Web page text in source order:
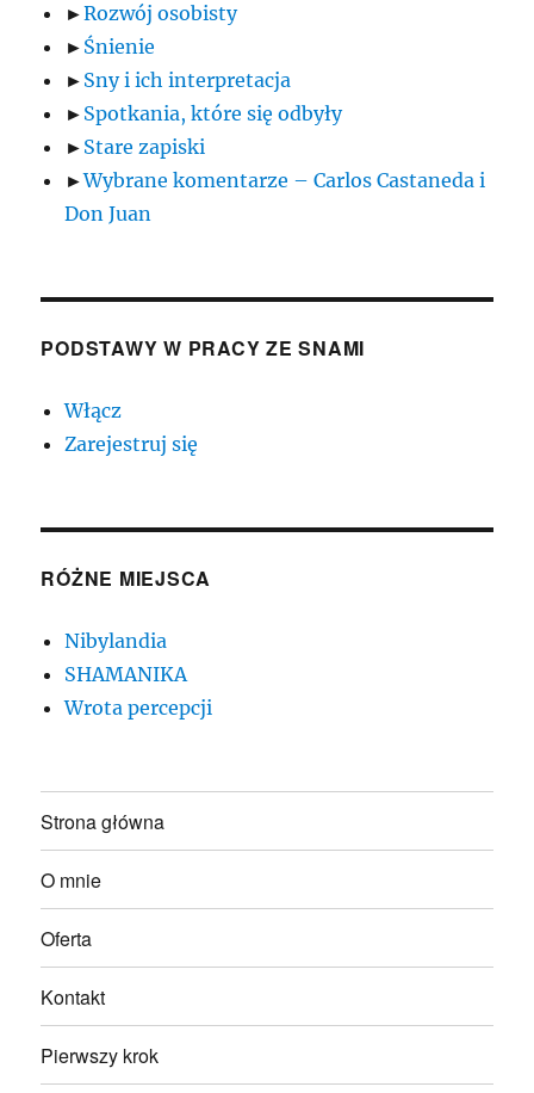
►Rozwój osobisty
► Śnienie
► Sny i ich interpretacja
► Spotkania, które się odbyły
► Stare zapiski
►Wybrane komentarze – Carlos Castaneda i
Don Juan
PODSTAWY W PRACY ZE SNAMI
Włącz
Zarejestruj się
RÓŻNE MIEJSCA
Nibylandia
SHAMANIKA
Wrota percepcji
Strona główna
O mnie
Oferta
Kontakt
Pierwszy krok